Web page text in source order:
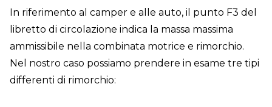
In riferimento al camper e alle auto, il punto F3 del
libretto di circolazione indica la massa massima
ammissibile nella combinata motrice e rimorchio.
Nel nostro caso possiamo prendere in esame tre tipi
differenti di rimorchio: